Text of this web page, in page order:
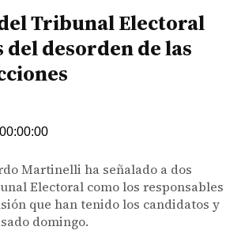
Tribunal Electoral
del desorden de las
Martinelli ha señalado a dos
Electoral como los responsables
que han tenido los candidatos y
domingo.